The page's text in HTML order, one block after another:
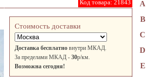
Код товара: 21843
Стоимость доставки
Доставка бесплатно внутри МКАД.
За пределами МКАД - 30р/км.
Возможна сегодня!
A
B
C
D
E